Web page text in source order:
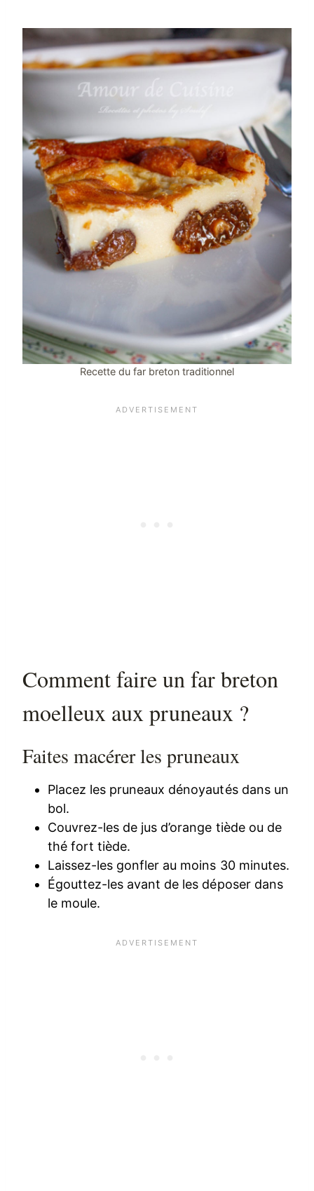
Recette du far breton traditionnel
Comment faire un far breton
moelleux aux pruneaux ?
Faites macérer les pruneaux
Placez les pruneaux dénoyautés dans un
bol.
Couvrez-les de jus d’orange tiède ou de
thé fort tiède.
Laissez-les gonfler au moins 30 minutes.
Égouttez-les avant de les déposer dans
le moule.